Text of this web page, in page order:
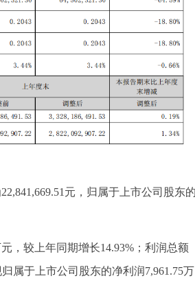
22,841,669.51 元，归属于上市公司股东
，较上年同期增长14.93%；利润总额
属于上市公司股东的净利润7,961.75万